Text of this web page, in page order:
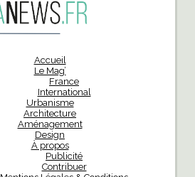
Accueil
Le Mag’
France
International
Urbanisme
Architecture
Aménagement
Design
À propos
Publicité
Contribuer